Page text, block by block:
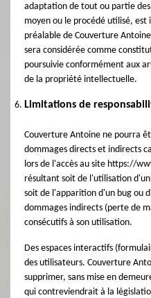
adaptation de tout ou partie
moyen ou le procédé utilisé,
préalable de Couverture
sera considérée comme
poursuivie conformément aux
de la propriété intellectuelle.
Limitations de
Couverture Antoine ne pourra
dommages directs et indirects
lors de l'accès au site https://
résultant soit de l'utilisation
soit de l'apparition d'un bug ou
dommages indirects (perte de
consécutifs à son utilisation.
Des espaces interactifs
des utilisateurs. Couverture
supprimer, sans mise en
qui contreviendrait à la